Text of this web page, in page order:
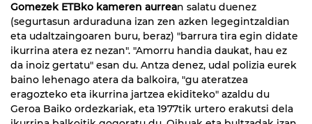
Gomezek ETBko kameren aurrean salatu duenez
(segurtasun arduraduna izan zen azken legegintzaldian
eta udaltzaingoaren buru, beraz) "barrura tira egin didate
ikurrina atera ez nezan". "Amorru handia daukat, hau ez
da inoiz gertatu" esan du. Antza denez, udal polizia eurek
baino lehenago atera da balkoira, "gu ateratzea
eragozteko eta ikurrina jartzea ekiditeko" azaldu du
Geroa Baiko ordezkariak, eta 1977tik urtero erakutsi dela